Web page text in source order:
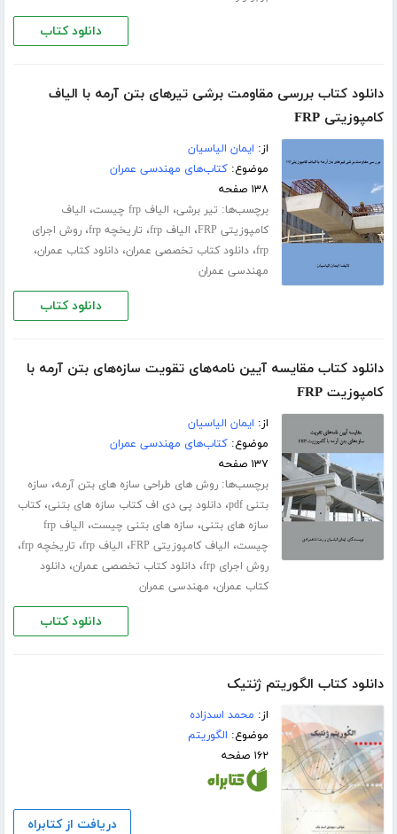
دانلود کتاب
دانلود کتاب بررسی مقاومت برشی تیرهای بتن آرمه با الیاف
کامپوزیتی FRP
از: ایمان الیاسیان
موضوع:کتاب‌های مهندسی عمران
۱۳۸ صفحه
برچسب‌ها: تیر برشی، الیاف frp چیست ، الیاف
کامپوزیتی FRP
، الیاف frp ، تاریخچه frp ،روش اجرای
frp،دانلود کتاب تخصصی عمران،دانلود کتاب عمران،
مهندسی عمران
دانلود کتاب
دانلود کتاب مقایسه آیین نامه‌های تقویت سازه‌های بتن آرمه با
کامپوزیت FRP
از: ایمان الیاسیان
موضوع:کتاب‌های مهندسی عمران
۱۳۷ صفحه
برچسب‌ها:روش های طراحی سازه های بتن آرمه، سازه
بتنی pdf
،دانلود پی دی اف کتاب سازه های بتنی،کتاب
سازه های بتنی، سازه های بتنی چیست،
الیاف frp
چیست، الیاف کامپوزیتی FRP ، الیاف frp ، تاریخچه frp ،
روش اجرای frp ،دانلود کتاب تخصصی عمران،دانلود
کتاب عمران، مهندسی عمران
دانلود کتاب
دانلود کتاب الگوریتم ژنتیک
از: محمد اسدزاده
موضوع: الگوریتم
۱۶۲ صفحه
دریافت از کتابراه